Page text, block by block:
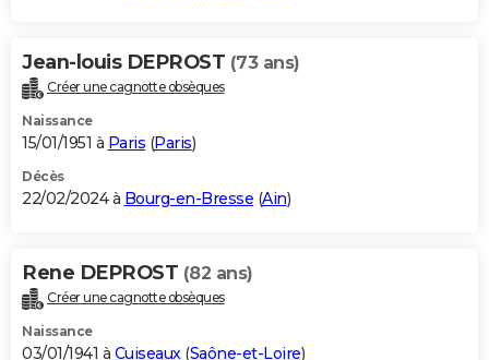
Jean-louis DEPROST (73 ans)
Créer une cagnotte obsèques
Naissance
15/01/1951 à Paris (Paris)
Décès
22/02/2024 à Bourg-en-Bresse (Ain)
Rene DEPROST (82 ans)
Créer une cagnotte obsèques
Naissance
03/01/1941 à Cuiseaux(Saône-et-Loire)